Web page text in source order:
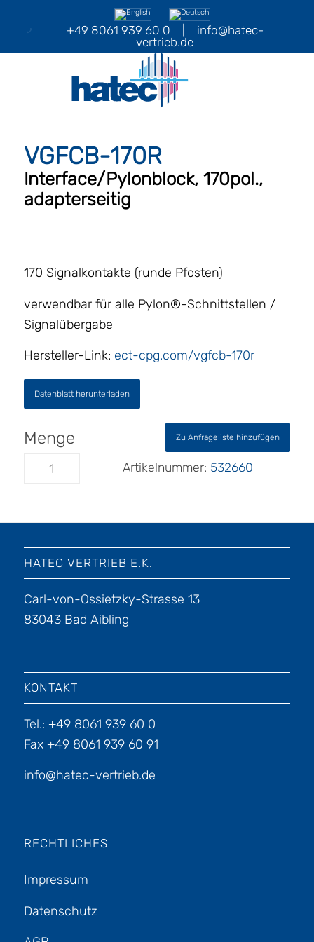
+49 8061 939 60 0
info@hatec-
vertrieb.de
VGFCB-170R
Interface/Pylonblock, 170pol.,
adapterseitig
170 Signalkontakte (runde Pfosten)
verwendbar für alle Pylon®-Schnittstellen /
Signalübergabe
Hersteller-Link: ect-cpg.com/vgfcb-170r
Datenblatt herunterladen
Zu Anfrageliste hinzufügen
Artikelnummer: 532660
HATEC VERTRIEB E.K.
Carl-von-Ossietzky-Strasse 13
83043 Bad Aibling
KONTAKT
Tel.: +49 8061 939 60 0
Fax +49 8061 939 60 91
info@hatec-vertrieb.de
RECHTLICHES
Impressum
Datenschutz